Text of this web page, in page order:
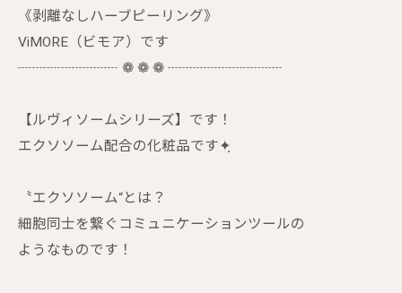
《剥離なしハーブピーリング》
ViMORE（ビモア）です
┈┈┈┈┈┈┈ ❁ ❁ ❁ ┈┈┈┈┈┈┈┈
【ルヴィソームシリーズ】です！
エクソソーム配合の化粧品です✦ฺ
〝エクソソーム“とは？
細胞同士を繋ぐコミュニケーションツールの
ようなものです！